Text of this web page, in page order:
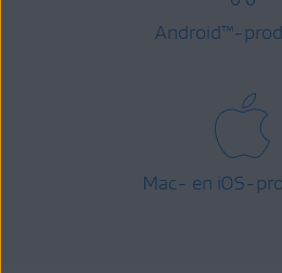
Android™-
Mac- en iOS-